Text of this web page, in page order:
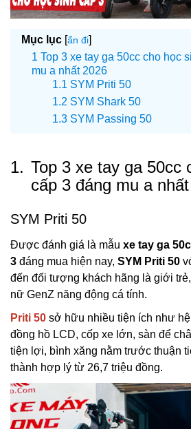
Mục lục [ẩn đi]
Top 3 xe tay ga 50cc cho học
mu a nhất 2026
SYM Priti 50
SYM Shark 50
SYM Passing 50
1. Top 3 xe tay ga 50cc
cấp 3 đáng mu a
SYM Priti 50
Được đánh giá là mẫu xe tay ga
3 đáng mua hiện nay, SYM Priti 50
đến đối tượng khách hãng là giới
nữ GenZ năng động cá tính.
Priti 50 sở hữu nhiều tiện ích như
đồng hồ LCD, cốp xe lớn, sàn để
tiện lợi, bình xăng nằm trước thuận
thành hợp lý từ 26,7 triệu đồng.